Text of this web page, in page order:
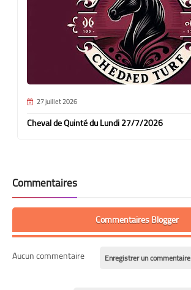
27 juillet 2026
Cheval de Quinté du Lundi 27/7/2026
Commentaires
Commentaires Blogger
Aucun commentaire Enregistrer un commentaire